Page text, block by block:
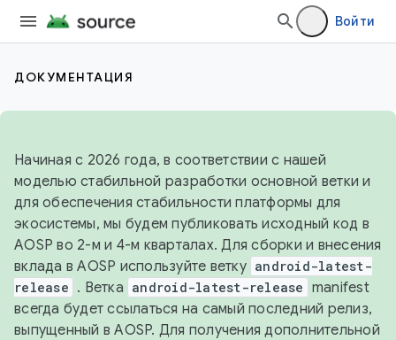
Войти
ДОКУМЕНТАЦИЯ
Начиная с 2026 года, в соответствии с нашей
моделью стабильной разработки основной ветки и
для обеспечения стабильности платформы для
экосистемы, мы будем публиковать исходный код в
AOSP во 2-м и 4-м кварталах. Для сборки и внесения
вклада в AOSP используйте ветку android-latest-
release . Ветка android-latest-release manifest
всегда будет ссылаться на самый последний релиз,
выпущенный в AOSP. Для получения дополнительной